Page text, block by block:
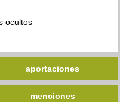
ocultos
aportaciones
menciones